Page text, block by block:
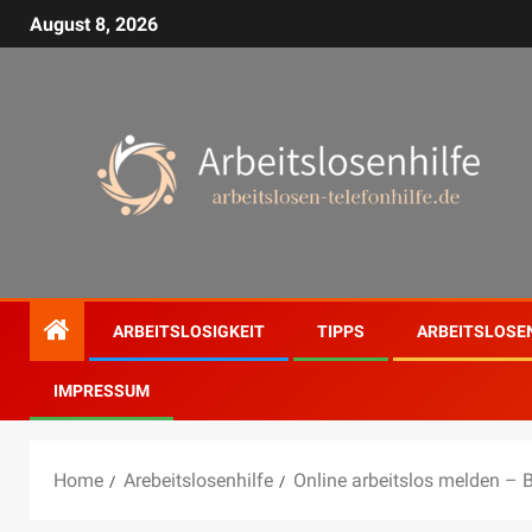
August 8, 2026
ARBEITSLOSIGKEIT TIPPS
IMPRESSUM
Home Arebeitslosenhilfe Online arbeitslos melden –